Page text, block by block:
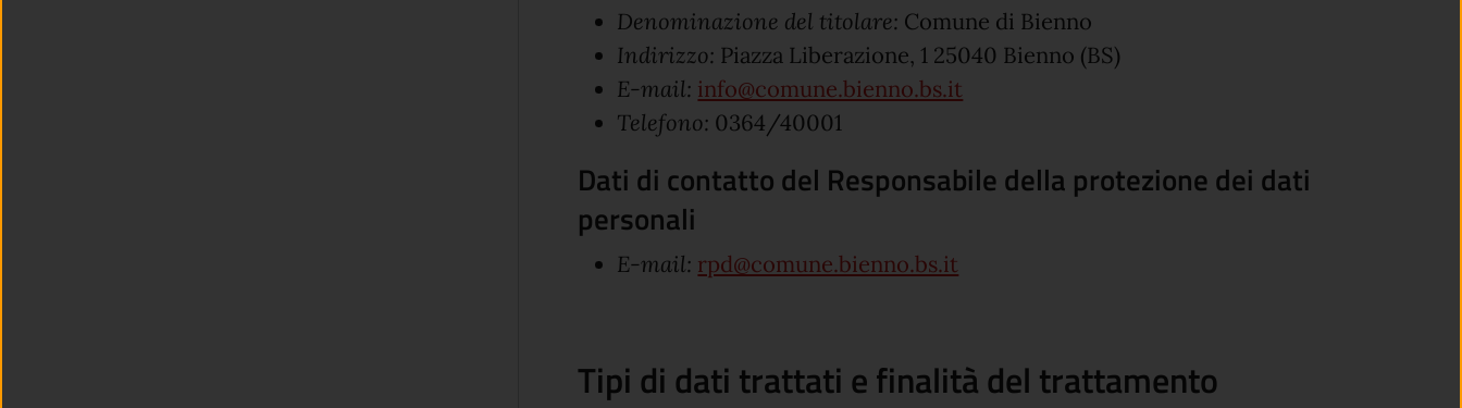
Denominazione del titolare: Comune di Bienno
Indirizzo: Piazza Liberazione, 1 25040 Bienno (BS)
E-mail: info@comune.bienno.bs.it
Telefono: 0364/40001
Dati di contatto del Responsabile della protezione dei dati
personali
E-mail: rpd@comune.bienno.bs.it
Tipi di dati trattati e finalità del trattamento